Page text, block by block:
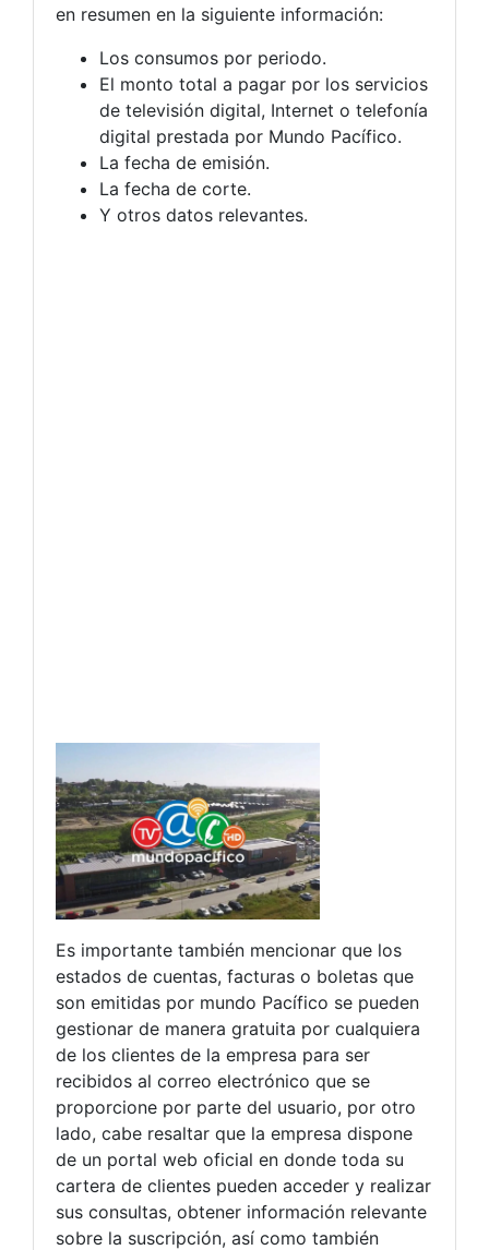
en resumen en la siguiente información:
Los consumos por periodo.
El monto total a pagar por los servicios
de televisión digital, Internet o telefonía
digital prestada por Mundo Pacífico.
La fecha de emisión.
La fecha de corte.
Y otros datos relevantes.
Es importante también mencionar que los
estados de cuentas, facturas o boletas que
son emitidas por mundo Pacífico se pueden
gestionar de manera gratuita por cualquiera
de los clientes de la empresa para ser
recibidos al correo electrónico que se
proporcione por parte del usuario, por otro
lado, cabe resaltar que la empresa dispone
de un portal web oficial en donde toda su
cartera de clientes pueden acceder y realizar
sus consultas, obtener información relevante
sobre la suscripción, así como también